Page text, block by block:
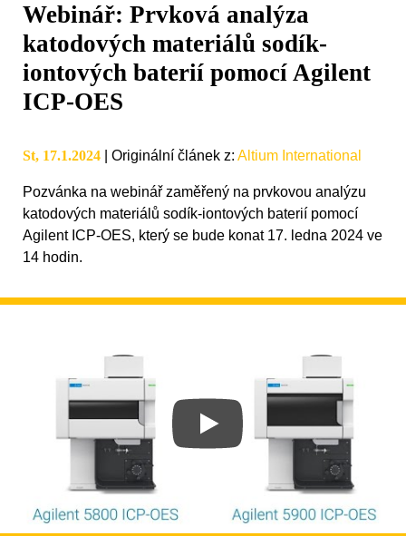
Webinář: Prvková analýza
katodových materiálů sodík-
iontových baterií pomocí Agilent
ICP-OES
St, 17.1.2024 Originální článek z: Altium International
Pozvánka na webinář zaměřený na prvkovou analýzu
katodových materiálů sodík-iontových baterií pomocí
Agilent ICP-OES, který se bude konat 17. ledna 2024 ve
14 hodin.